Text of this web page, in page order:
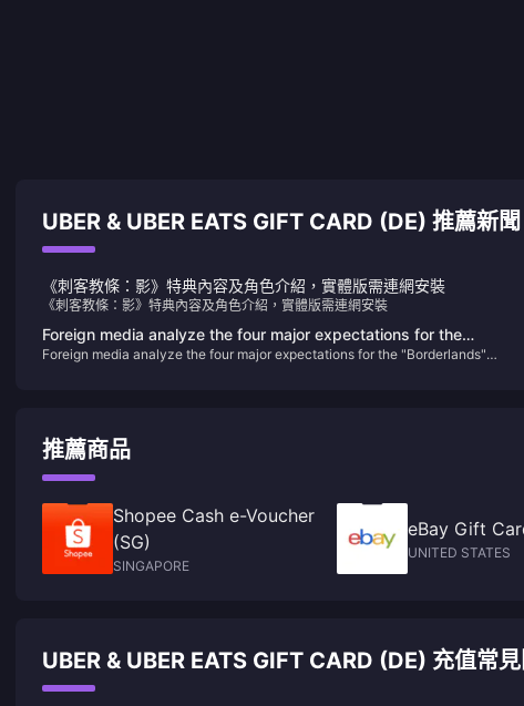
UBER & UBER EATS GIFT CARD (DE) 推薦新聞
《刺客教條：影》特典內容及角色介紹，實體版需連網安裝
《刺客教條：影》特典內容及角色介紹，實體版需連網安裝
Foreign media analyze the four major expectations for the
"Borderlands" series next year
Foreign media analyze the four major expectations for the "Borderlands"
推薦商品
Shopee Cash e-Voucher
(SG)
SINGAPORE
eBay Gift
UNITED STATES
UBER & UBER EATS GIFT CARD (DE) 充值常